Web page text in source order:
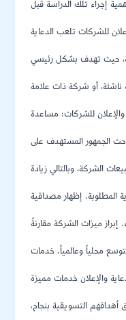
إجراء تلك الدراسة قبل
للشركات تلعب الدعاية
حيث تهدف بشكل رئيسي
أو شركة ذات علامة
والإعلان للشركات: مساعدة
حث الجمهور المستهدف على
الشركة، وبالتالي زيادة
المطلوبة. إظهار مصداقية
إبراز ميزات الشركة مقارنةً
محلياً وعالمياً. خدمات
والإعلان خدمات مميزة
أهدافهم التسويقية بنجاح،